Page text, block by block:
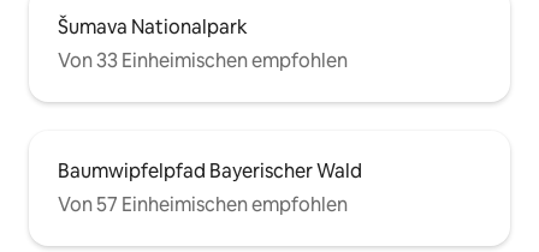
Šumava Nationalpark
Von 33 Einheimischen empfohlen
Baumwipfelpfad Bayerischer Wald
Von 57 Einheimischen empfohlen